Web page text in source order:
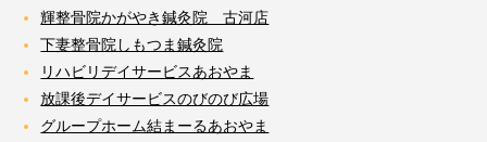
輝整骨院かがやき鍼灸院 古河店
下妻整骨院しもつま鍼灸院
リハビリデイサービスあおやま
放課後デイサービスのびのび広場
グループホーム結まーるあおやま